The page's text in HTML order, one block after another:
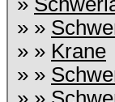
» »
» » Krane
» »